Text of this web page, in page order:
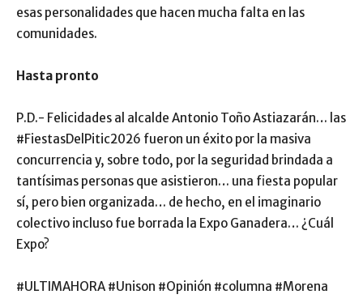
esas personalidades que hacen mucha falta en las
comunidades.
Hasta pronto
P.D.- Felicidades al alcalde Antonio Toño Astiazarán… las
#FiestasDelPitic2026 fueron un éxito por la masiva
concurrencia y, sobre todo, por la seguridad brindada a
tantísimas personas que asistieron… una fiesta popular
sí, pero bien organizada… de hecho, en el imaginario
colectivo incluso fue borrada la Expo Ganadera… ¿Cuál
Expo?
#ULTIMAHORA #Unison #Opinión #columna #Morena